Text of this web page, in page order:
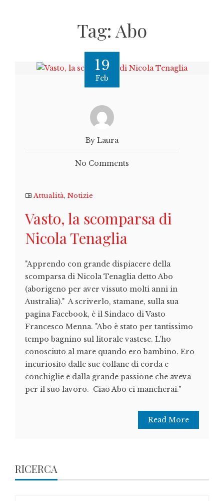
Tag: Abo
19
Feb
By Laura
No Comments
Attualità, Notizie
Vasto, la scomparsa di
Nicola Tenaglia
"Apprendo con grande dispiacere della
scomparsa di Nicola Tenaglia detto Abo
(aborigeno per aver vissuto molti anni in
Australia)." A scriverlo, stamane, sulla sua
pagina Facebook, è il Sindaco di Vasto
Francesco Menna. "Abo è stato per tantissimo
tempo bagnino sul litorale vastese. L’ho
conosciuto al mare quando ero bambino. Ero
incuriosito dalle sue collane di corda e
conchiglie e dalla grande passione che aveva
per il suo lavoro. Ciao Abo ci mancherai."
Read More
RICERCA